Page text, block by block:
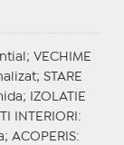
VECHIME
STARE
IZOLATIE
INTERIORI :
ACOPERIS: